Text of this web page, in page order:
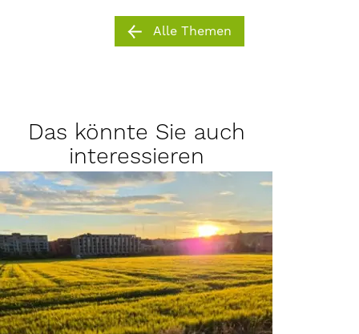
Alle Themen
Das könnte Sie auch
interessieren